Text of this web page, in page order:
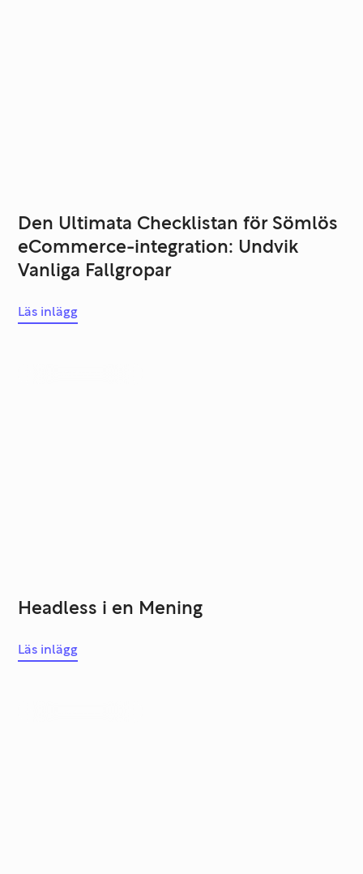
Den Ultimata Checklistan för Sömlös
eCommerce-integration: Undvik
Vanliga Fallgropar
Läs inlägg
Headless i en Mening
Läs inlägg